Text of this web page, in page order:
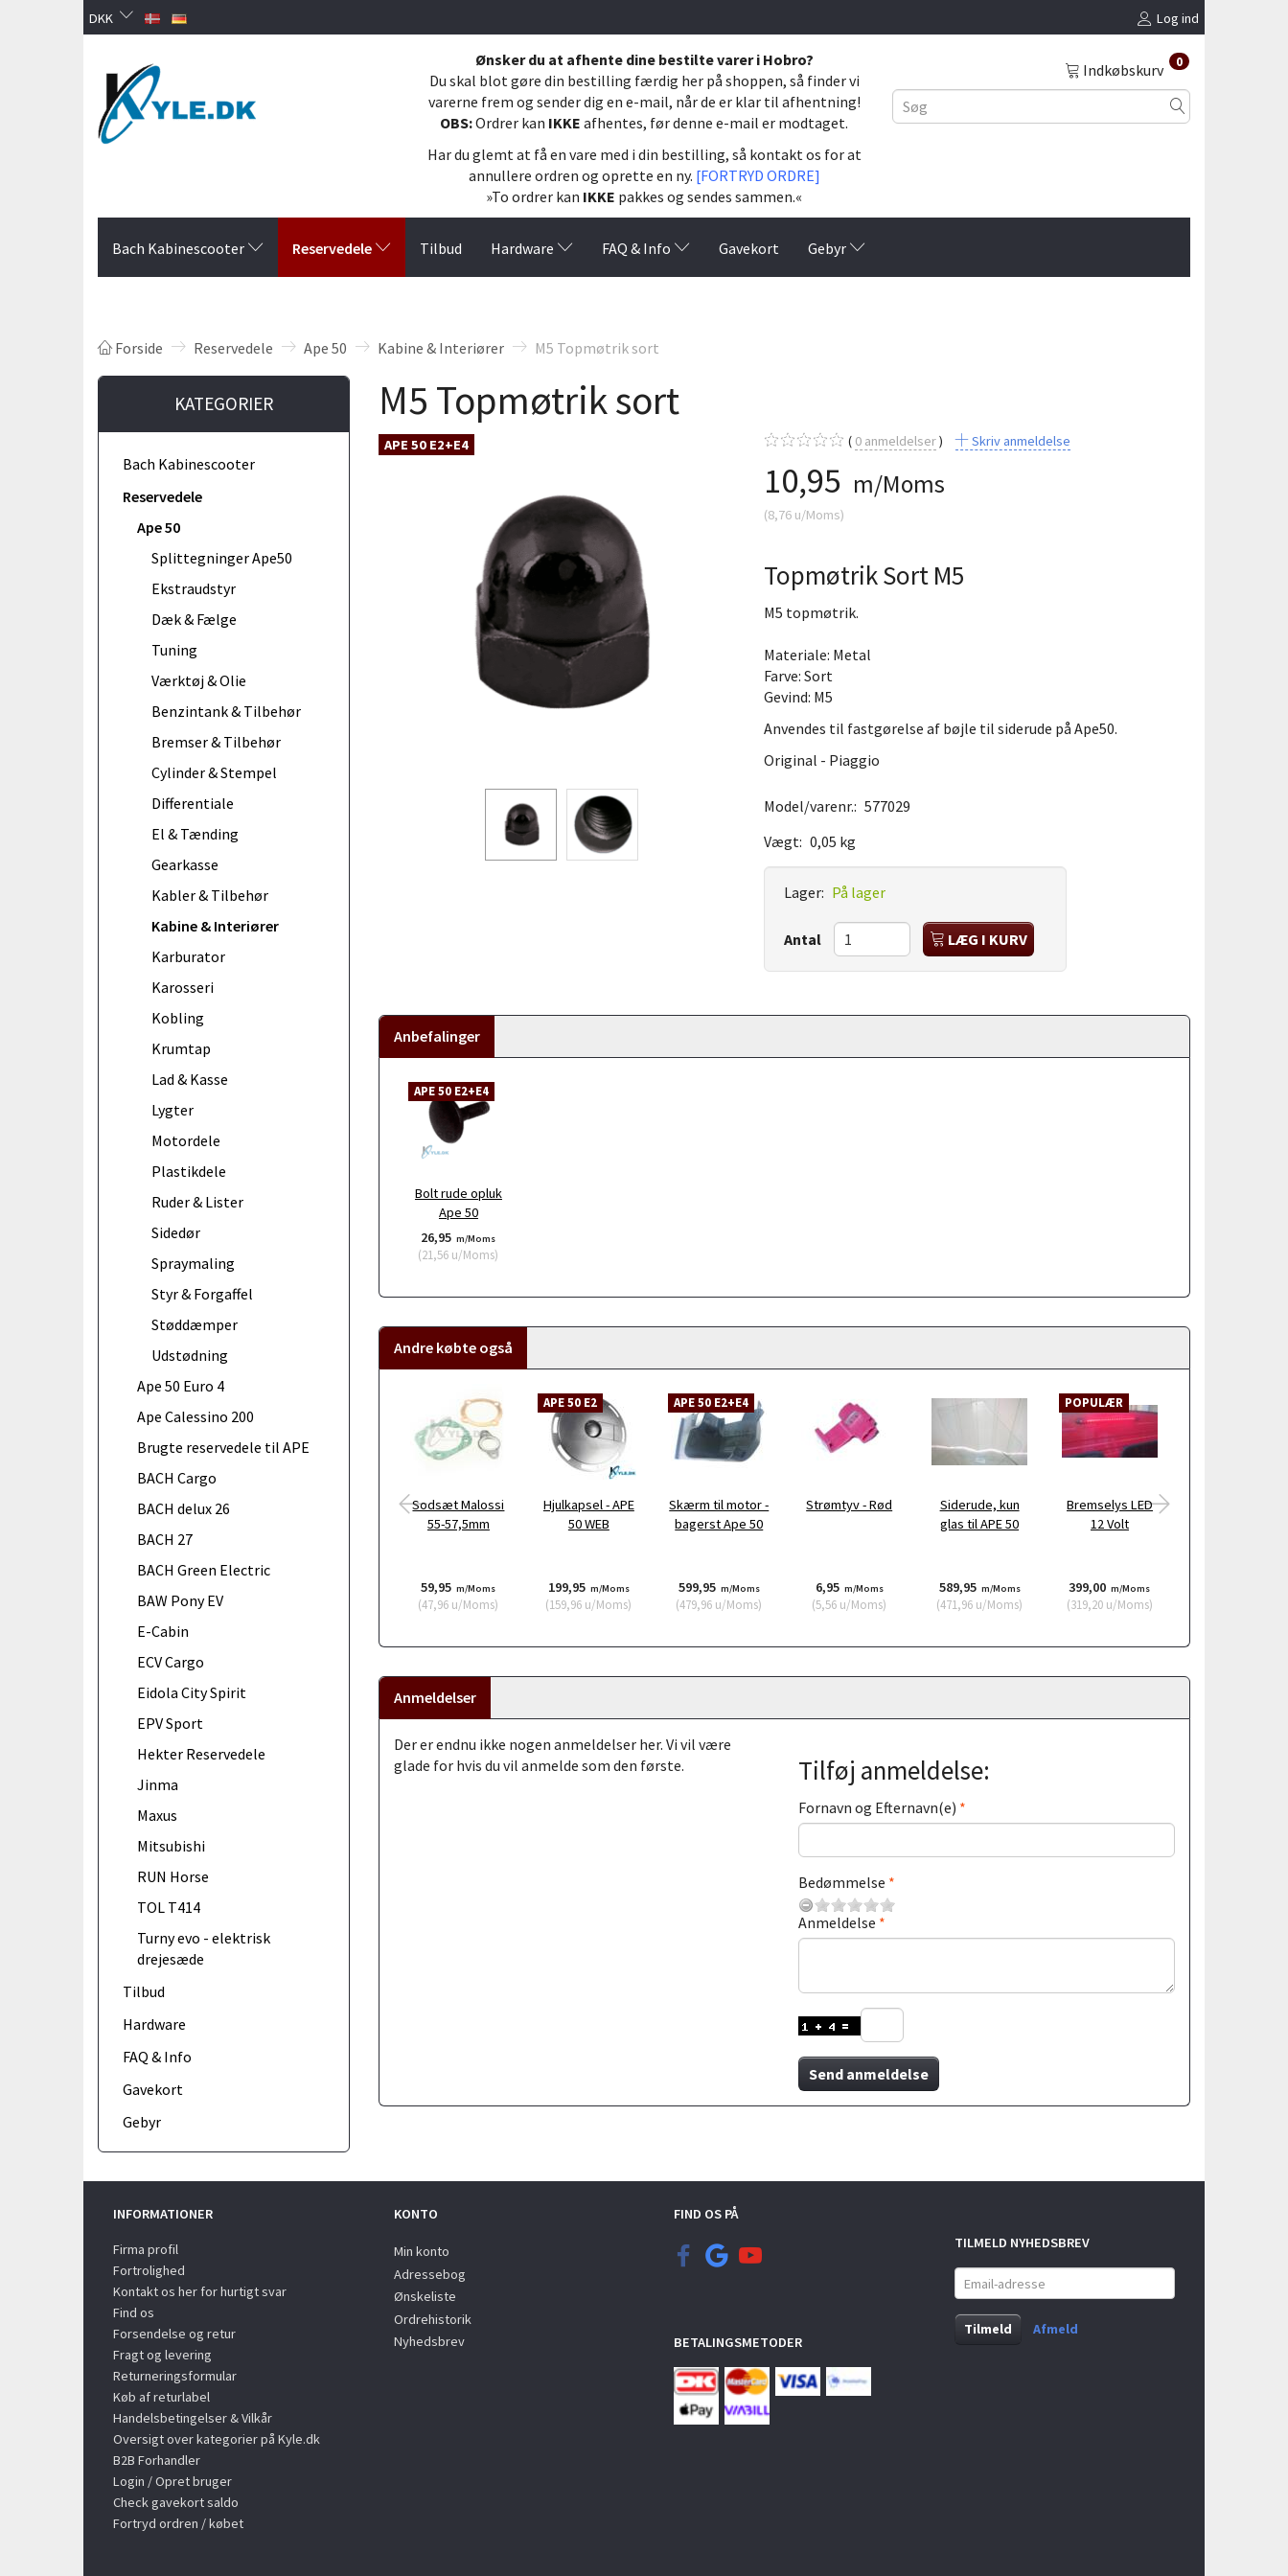
DKK Log ind
Ønsker du at afhente dine bestilte varer i Hobro?
Du skal blot gøre din bestilling færdig her på shoppen, så finder vi
varerne frem og sender dig en e-mail, når de er klar til afhentning!
OBS:Ordrer kan IKKE afhentes, før denne e-mail er modtaget.
Har du glemt at få en vare med i din bestilling, så kontakt os for at
annullere ordren og oprette en ny. [FORTRYD ORDRE]
»To ordrer kan IKKE pakkes og sendes sammen.«
Indkøbskurv 0
Bach Kabinescooter Reservedele Tilbud Hardware FAQ & Info Gavekort Gebyr
Forside Reservedele Ape 50 Kabine & Interiører M5 Topmøtrik sort
KATEGORIER
Bach Kabinescooter
Reservedele
Ape 50
Splittegninger Ape50
Ekstraudstyr
Dæk & Fælge
Tuning
Værktøj & Olie
Benzintank & Tilbehør
Bremser & Tilbehør
Cylinder & Stempel
Differentiale
El & Tænding
Gearkasse
Kabler & Tilbehør
Kabine & Interiører
Karburator
Karosseri
Kobling
Krumtap
Lad & Kasse
Lygter
Motordele
Plastikdele
Ruder & Lister
Sidedør
Spraymaling
Styr & Forgaffel
Støddæmper
Udstødning
Ape 50 Euro 4
Ape Calessino 200
Brugte reservedele til APE
BACH Cargo
BACH delux 26
BACH 27
BACH Green Electric
BAW Pony EV
E-Cabin
ECV Cargo
Eidola City Spirit
EPV Sport
Hekter Reservedele
Jinma
Maxus
Mitsubishi
RUN Horse
TOL T414
Turny evo - elektrisk
drejesæde
Tilbud
Hardware
FAQ & Info
Gavekort
Gebyr
M5 Topmøtrik sort
APE 50 E2+E4 0anmeldelser Skriv anmeldelse
10,95 m/Moms
(8,76u/Moms)
Topmøtrik Sort M5
M5 topmøtrik.
Materiale: Metal
Farve: Sort
Gevind: M5
Anvendes til fastgørelse af bøjle til siderude på Ape50.
Original - Piaggio
Model/varenr.: 577029
Vægt: 0,05 kg
Lager: På lager
Antal LÆG I KURV
Anbefalinger
APE 50 E2+E4
Bolt rude opluk
Ape 50
26,95 m/Moms
(21,56 u/Moms)
Andre købte også
Sodsæt Malossi
55-57,5mm
59,95 m/Moms
(47,96 u/Moms)
APE 50 E2
Hjulkapsel - APE
50 WEB
199,95 m/Moms
(159,96 u/Moms)
APE 50 E2+E4
Skærm til motor -
bagerst Ape 50
599,95 m/Moms
(479,96 u/Moms)
Strømtyv - Rød
6,95 m/Moms
(5,56 u/Moms)
Siderude, kun
glas til APE 50
589,95 m/Moms
(471,96 u/Moms)
POPULÆR
Bremselys LED
12 Volt
399,00 m/Moms
(319,20u/Moms)
Anmeldelser
Der er endnu ikke nogen anmeldelser her. Vi vil være
glade for hvis du vil anmelde som den første.
Tilføj anmeldelse:
Fornavn og Efternavn(e)
Bedømmelse
Anmeldelse
Send anmeldelse
INFORMATIONER
Firma profil
Fortrolighed
Kontakt os her for hurtigt svar
Find os
Forsendelse og retur
Fragt og levering
Returneringsformular
Køb af returlabel
Handelsbetingelser & Vilkår
Oversigt over kategorier på Kyle.dk
B2B Forhandler
Login / Opret bruger
Check gavekort saldo
Fortryd ordren / købet
KONTO
Min konto
Adressebog
Ønskeliste
Ordrehistorik
Nyhedsbrev
FIND OS PÅ
BETALINGSMETODER
TILMELD NYHEDSBREV
Email-
adresse
Tilmeld
Afmeld